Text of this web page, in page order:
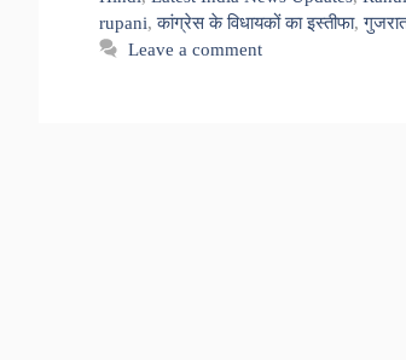
rupani,कांग्रेस के विधायकों का इस्तीफा,
Leave a comment